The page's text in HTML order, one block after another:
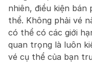
nhiên, điều kiện
thể. Không phải vé
có thể có các giới
quan trọng là luôn
vé cụ thể của bạn